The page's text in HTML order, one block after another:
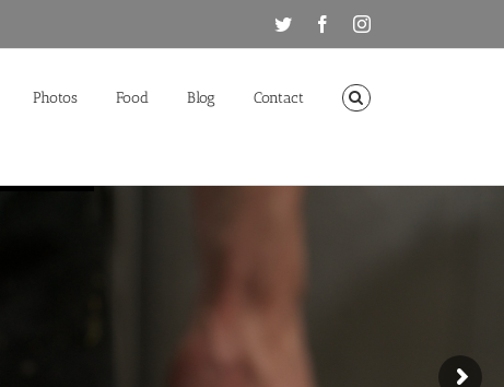
Twitter FacebookInstagram
Photos Food Blog Contact